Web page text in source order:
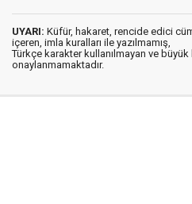
UYARI: Küfür, hakaret, rencide edici
içeren, imla kuralları ile yazılmamış,
Türkçe karakter kullanılmayan ve büyük
onaylanmamaktadır.